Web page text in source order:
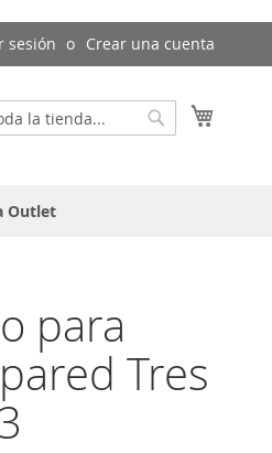
sesión Crear una cuenta
Outlet
para
Tres